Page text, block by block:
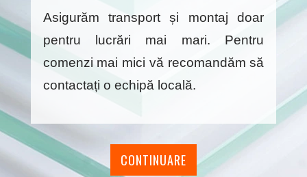
Asigurăm transport și montaj doar
pentru lucrări mai mari. Pentru
comenzi mai mici vă recomandăm să
contactați o echipă locală.
CONTINUARE